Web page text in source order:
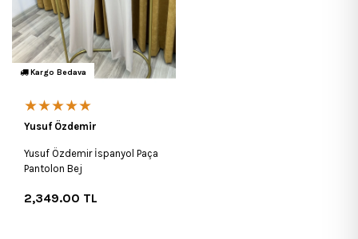
Kargo Bedava
★★★★★
Yusuf Özdemir
Yusuf Özdemir İspanyol Paça
Pantolon Bej
2,349.00 TL